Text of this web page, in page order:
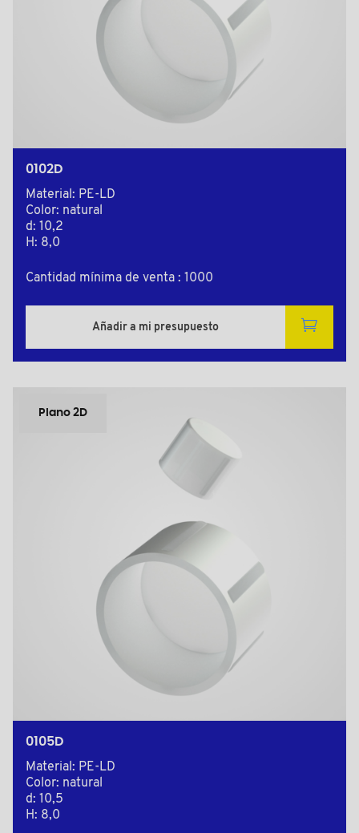
0102D
Material: PE-LD
Color: natural
d: 10,2
H: 8,0
Cantidad mínima de venta : 1000
Añadir a mi presupuesto
Plano 2D
0105D
Material: PE-LD
Color: natural
d: 10,5
H: 8,0